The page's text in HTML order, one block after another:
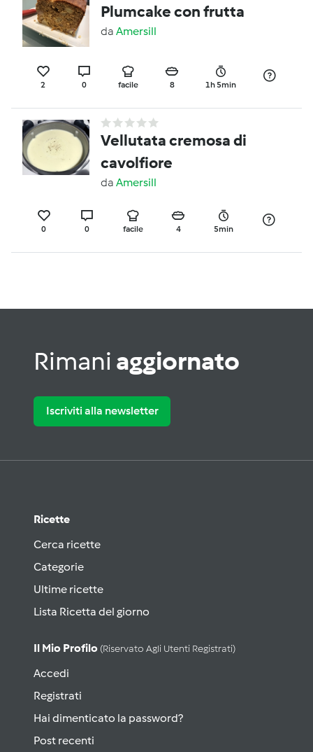
Plumcake con frutta
da Amersill
2 0 facile 8 1h 5min
Vellutata cremosa di
cavolfiore
da Amersill
0 0 facile 4 5min
Rimani aggiornato
Iscriviti alla newsletter
Ricette
Cerca ricette
Categorie
Ultime ricette
Lista Ricetta del giorno
Il Mio Profilo (riservato Agli Utenti Registrati)
Accedi
Registrati
Hai dimenticato la password?
Post recenti